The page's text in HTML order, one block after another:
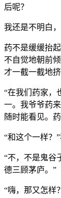
后呢？
我还是不明白
药不是缓缓抬
不自觉地朝前
才一截一截地
“在我们药家，
一。我爷爷药
随时能看见。
“和这个一样？”
“不，不是鬼
德三顾茅庐。”
“嗨，那又怎样